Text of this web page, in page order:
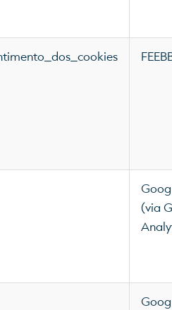
(via